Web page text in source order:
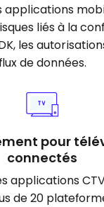
applications
liés à la
les
de données.
pour
connectés
applications
de 20